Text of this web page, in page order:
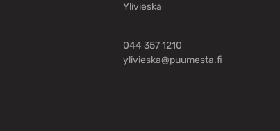
Ylivieska
044 357 1210
ylivieska@puumesta.fi